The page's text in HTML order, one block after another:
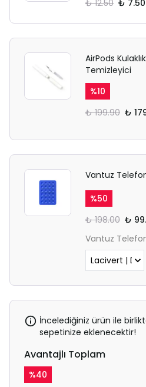
₺ 12.50 ₺ 7.50
AirPods Kulaklık
Temizleyici
%10
₺ 199.90 ₺
Vantuz
%50
₺ 198.00 ₺
Vantuz
İncelediğiniz ürün ile
sepetinize eklenecektir!
Avantajlı Toplam
%40